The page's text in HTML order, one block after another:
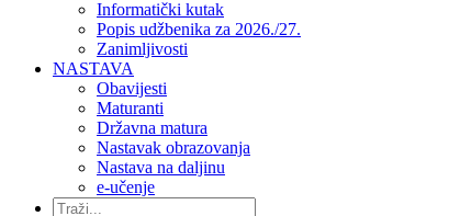
Informatički kutak
Popis udžbenika za 2026./27.
Zanimljivosti
NASTAVA
Obavijesti
Maturanti
Državna matura
Nastavak obrazovanja
Nastava na daljinu
e-učenje
Traži...